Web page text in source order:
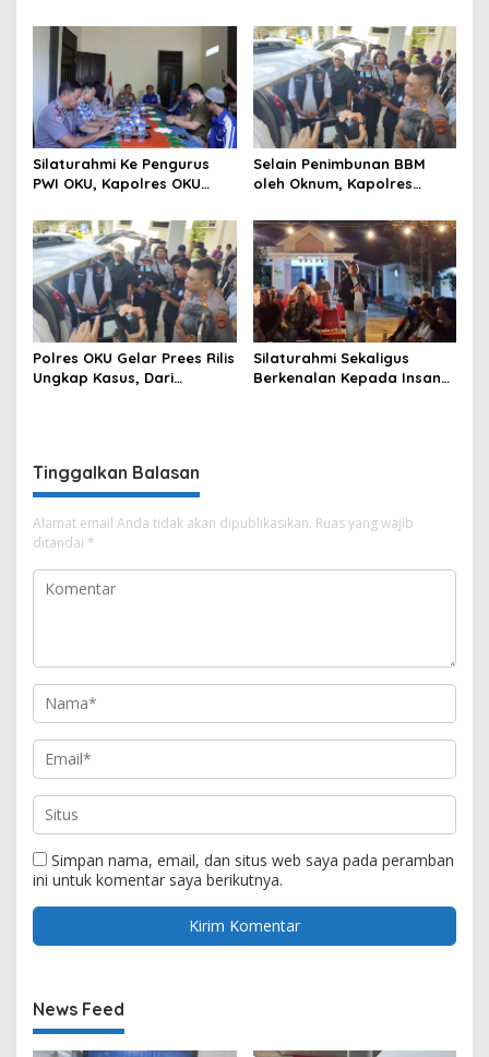
Optimalkan Penyaluran
BBM Subsidi dan Perkuat
Pengawasan di Kabupaten
Ogan Komering Ulu
Silaturahmi Ke Pengurus
PWI OKU, Kapolres OKU
Media dan Polri
Selain Penimbunan BBM
oleh Oknum, Kapolres
Kurang, Pertamina Patra
Niaga Bungkam
Polres OKU Gelar Prees Rilis
Ungkap Kasus, Dari
Silaturahmi Sekaligus
Berkenalan Kepada Insan
Tinggalkan Balasan
Alamat email Anda tidak akan dipublikasikan. Ruas yang wajib
ditandai *
Simpan nama, email, dan situs web saya pada peramban
ini untuk komentar saya berikutnya.
News Feed